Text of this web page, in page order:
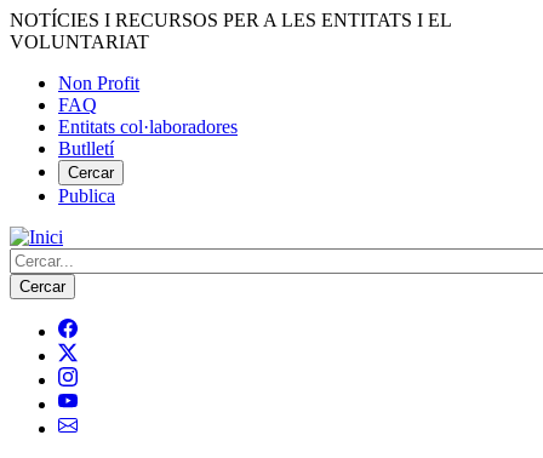
Vés
al
NOTÍCIES I RECURSOS PER A LES ENTITATS I EL
VOLUNTARIAT
Menú
del
compte
d'usuari
Non Profit
FAQ
Entitats col·laboradores
Butlletí
Cercar
Publica
Cerca